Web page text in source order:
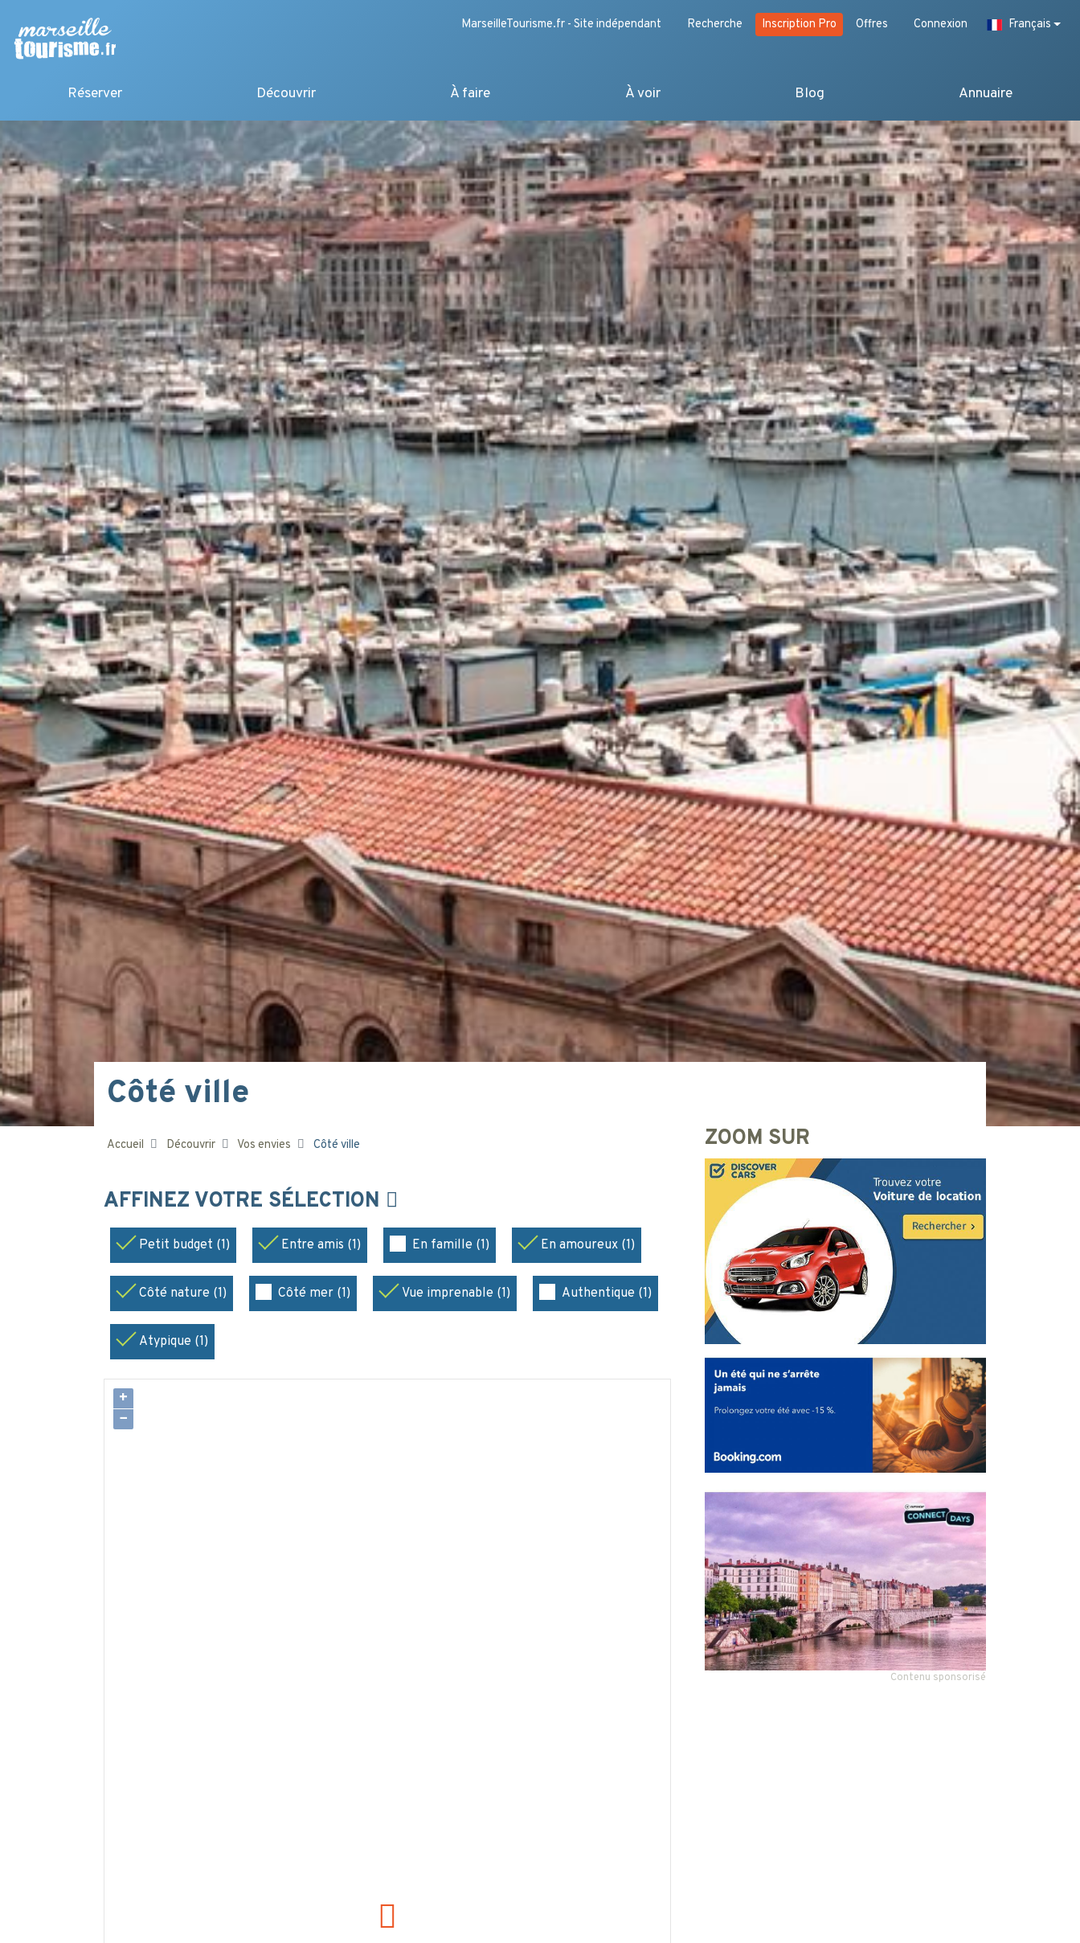
MarseilleTourisme.fr - Site indépendant Recherche Inscription Pro Offres Connexion Français
Réserver Découvrir À faire À voir Blog Annuaire
Côté ville
Accueil Découvrir Vos envies Côté ville
AFFINEZ VOTRE SÉLECTION
Petit budget (1) Entre amis (1) En famille (1) En amoureux (1)
Côté nature (1) Côté mer (1) Vue imprenable (1) Authentique (1)
Atypique (1)
+
−
ZOOM SUR
Contenu sponsorisé